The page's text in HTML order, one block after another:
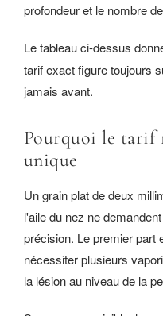
profondeur et le nombre
Le tableau ci-dessus
tarif exact figure toujours
jamais avant.
Pourquoi le tarif
unique
Un grain plat de deux
l'aile du nez ne
précision. Le premier part
nécessiter plusieurs
la lésion au niveau de la